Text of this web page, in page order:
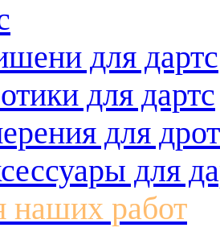
для дартс
для дартс
для
для
наших работ